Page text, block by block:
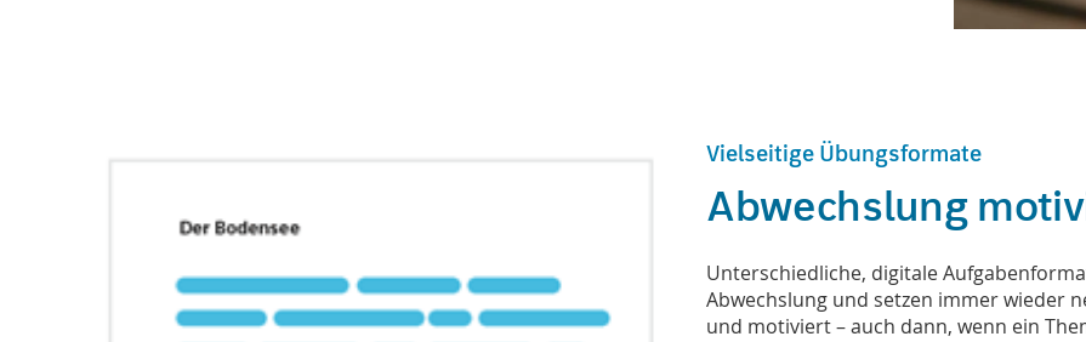
Vielseitige Übungsformate
Abwechslung
Unterschiedliche, digitale
Abwechslung und setzen immer wieder
und motiviert – auch dann, wenn ein